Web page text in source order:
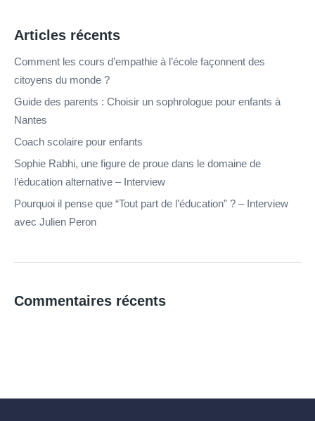
Articles récents
Comment les cours d’empathie à l’école façonnent des
citoyens du monde ?
Guide des parents : Choisir un sophrologue pour enfants à
Nantes
Coach scolaire pour enfants
Sophie Rabhi, une figure de proue dans le domaine de
l’éducation alternative – Interview
Pourquoi il pense que “Tout part de l’éducation” ? – Interview
avec Julien Peron
Commentaires récents